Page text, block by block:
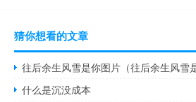
猜你想看的文章
往后余生风雪是你图片（往后余生风雪
什么是沉没成本